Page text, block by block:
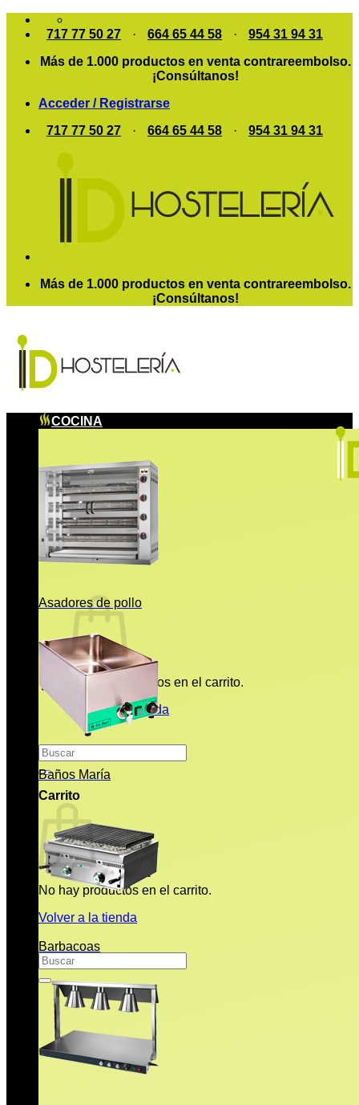
Saltar
717 77 50 27 · 664 65 44 58 ·
954 31 94 31
Más de 1.000 productos en venta contrareembolso.
¡Consúltanos!
Acceder / Registrarse
717 77 50 27
· 664 65 44 58 · 954 31 94 31
Más de 1.000 productos en venta contrareembolso.
¡Consúltanos!
No hay productos en el carrito.
Volver a la tienda
Buscar
por:
Carrito
No hay productos en el carrito.
Volver a la tienda
Buscar
por:
COCINA
Asadores de pollo
Baños María
Barbacoas